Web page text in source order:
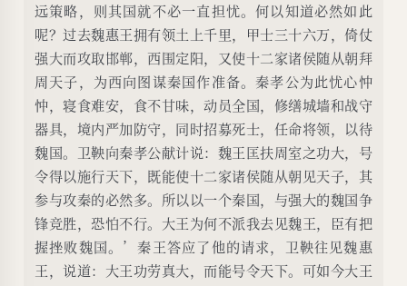
远策略，则其国就不必一直担忧。何以知道必然如此
呢？过去魏惠王拥有领土上千里，甲士三十六万，倚仗
强大而攻取邯郸，西围定阳，又使十二家诸侯随从朝拜
周天子，为西向图谋秦国作准备。秦孝公为此忧心忡
忡，寝食难安，食不甘味，动员全国，修缮城墙和战守
器具，境内严加防守，同时招募死士，任命将领，以待
魏国。卫鞅向秦孝公献计说：魏王匡扶周室之功大，号
令得以施行天下，既能使十二家诸侯随从朝见天子，其
参与攻秦的必然多。所以以一个秦国，与强大的魏国争
锋竞胜，恐怕不行。大王为何不派我去见魏王，臣有把
握挫败魏国。’秦王答应了他的请求，卫鞅往见魏惠
王，说道：大王功劳真大，而能号令天下。可如今大王